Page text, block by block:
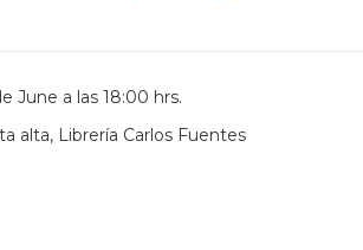
June a las 18:00 hrs.
alta, Librería Carlos Fuentes